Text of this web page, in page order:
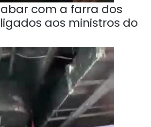
com a farra dos
aos ministros do